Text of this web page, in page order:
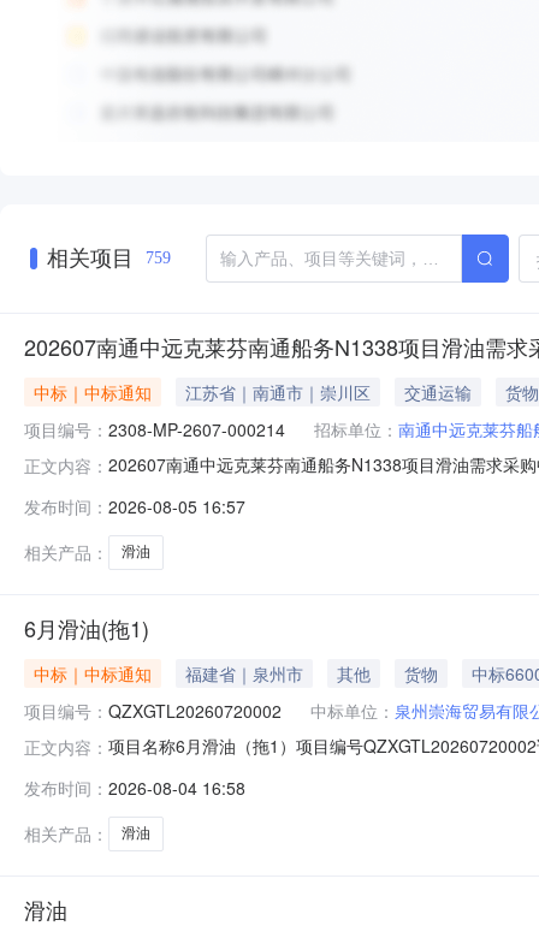
相关项目 759
202607南通中远克莱芬南通船务N1338项目滑油需求
中标｜中标通知 江苏省｜南通市｜崇川区 交通运输
货物
项目编号： 2308-MP-2607-000214 招标单位： 南通中远克莱芬
正文内容： 202607南通中远克莱芬南通船务N1338项目滑油需求采
运重工电子采购平台上已完成评标工作，现将中标结果
发布时间： 2026-08-05 16:57
相关产品：
滑油
6月滑油(拖1)
中标｜中标通知 福建省｜泉州市 其他 货物
中标
项目编号： QZXGTL20260720002 中标单位： 泉州崇海贸易有限
正文内容： 项目名称6月滑油（拖1）项目编号
发布时间： 2026-08-04 16:58
相关产品：
滑油
滑油